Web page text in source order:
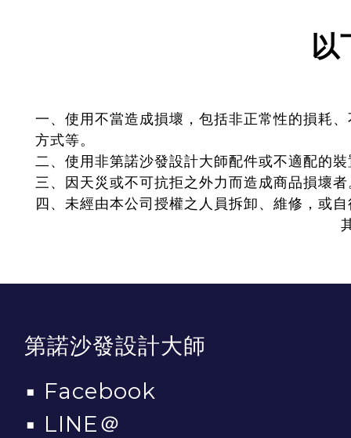
以
一、使用不當造成損壞，包括非正常性的損耗
方式等。
二、使用非第諾沙發設計大師配件或不適配的
三、因天災或不可抗拒之外力而造成商品損壞者
四、未經由本公司授權之人員拆卸、維修，或
其他問題 歡
第諾沙發設計大師
▪ Facebook
▪ LINE＠